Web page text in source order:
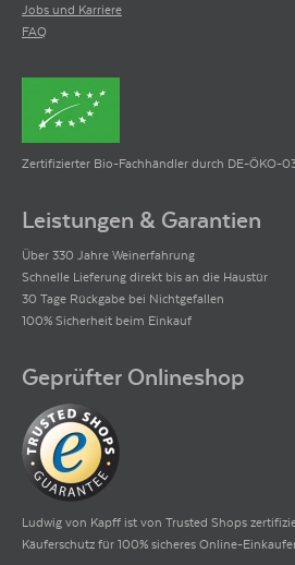
Jobs und Karriere
FAQ
Zertifizierter Bio-Fachhändler durch DE-ÖKO-
Leistungen & Garantien
Über 330 Jahre Weinerfahrung
Schnelle Lieferung direkt bis an die Haustür
30 Tage Rückgabe bei Nichtgefallen
100% Sicherheit beim Einkauf
Geprüfter Onlineshop
Ludwig von Kapff ist von Trusted Shops
Käuferschutz für 100% sicheres Online-